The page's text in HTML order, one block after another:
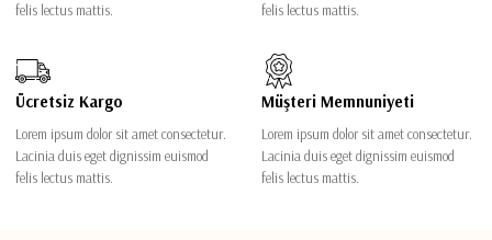
felis lectus mattis.
felis lectus mattis.
Ücretsiz Kargo
Lorem ipsum dolor sit amet consectetur.
Lacinia duis eget dignissim euismod
felis lectus mattis.
Müşteri Memnuniyeti
Lorem ipsum dolor sit amet consectetur.
Lacinia duis eget dignissim euismod
felis lectus mattis.